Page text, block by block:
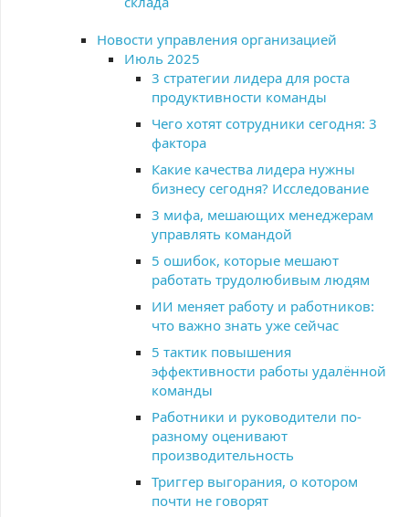
Новости управления организацией
Июль 2025
3 стратегии лидера для роста
продуктивности команды
Чего хотят сотрудники сегодня: 3
фактора
Какие качества лидера нужны
бизнесу сегодня? Исследование
3 мифа, мешающих менеджерам
управлять командой
5 ошибок, которые мешают
работать трудолюбивым людям
ИИ меняет работу и работников:
что важно знать уже сейчас
5 тактик повышения
эффективности работы удалённой
команды
Работники и руководители по-
разному оценивают
производительность
Триггер выгорания, о котором
почти не говорят